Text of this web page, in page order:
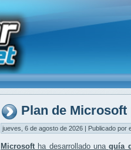
Plan de
jueves, 6 de agosto de 2026 | Publicado por
Microsoft ha desarrollado unaguía